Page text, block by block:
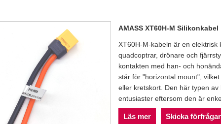
AMASS XT60H-M Silikonkabel
XT60H-M-kabeln är en
quadcoptrar, drönare och
kontakten med han- och
står för "horizontal mount",
eller kretskort. Den här typen
entusiaster eftersom den är
Läs mer Skicka